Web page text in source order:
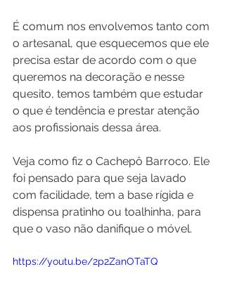
É comum nos envolvemos tanto com
o artesanal, que esquecemos que ele
precisa estar de acordo com o que
queremos na decoração e nesse
quesito, temos também que estudar
o que é tendência e prestar atenção
aos profissionais dessa área.
Veja como fiz o Cachepô Barroco. Ele
foi pensado para que seja lavado
com facilidade, tem a base rígida e
dispensa pratinho ou toalhinha, para
que o vaso não danifique o móvel.
https://youtu.be/2p2ZanOTaTQ